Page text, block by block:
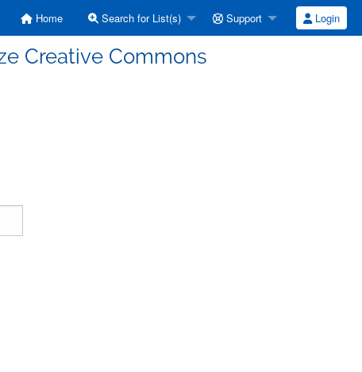
Home Search for List(s) Support Login
Creative Commons